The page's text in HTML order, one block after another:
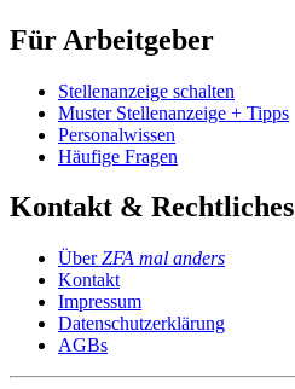
Für Arbeitgeber
Stellenanzeige schalten
Muster Stellenanzeige + Tipps
Personalwissen
Häufige Fragen
Kontakt & Rechtliches
ÜberZFA mal anders
Kontakt
Impressum
Datenschutzerklärung
AGBs